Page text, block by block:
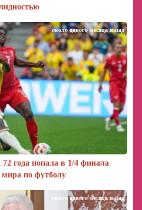
года попала в 1/4 финала
по футболу
около одного месяца назад
около одного месяца назад